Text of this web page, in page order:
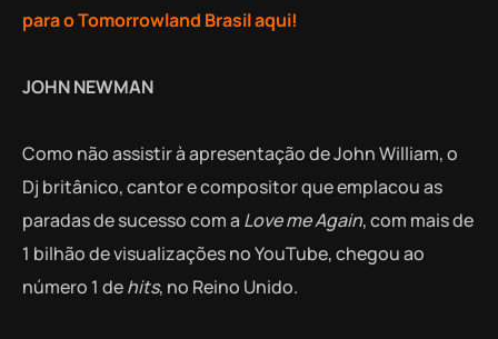
para o Tomorrowland Brasil aqui!
JOHN NEWMAN
Como não assistir à apresentação de John William, o
Dj britânico, cantor e compositor que emplacou as
paradas de sucesso com a Love me Again, com mais de
1 bilhão de visualizações no YouTube, chegou ao
número 1 dehits, no Reino Unido.